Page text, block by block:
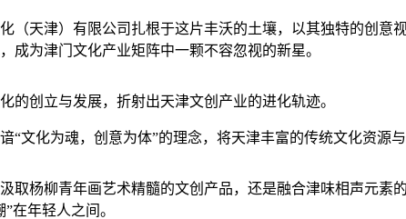
（天津）有限公司扎根于这片丰沃的土壤，以其独特的创意
成为津门文化产业矩阵中一颗不容忽视的新星。
的创立与发展，折射出天津文创产业的进化轨迹。
“文化为魂，创意为体”的理念，将天津丰富的传统文化资源
取杨柳青年画艺术精髓的文创产品，还是融合津味相声元素
”在年轻人之间。